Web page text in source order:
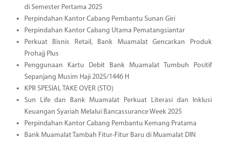
di Semester Pertama 2025
Perpindahan Kantor Cabang Pembantu Sunan Giri
Perpindahan Kantor Cabang Utama Pematangsiantar
Perkuat Bisnis Retail, Bank Muamalat Gencarkan Produk
Prohajj Plus
Penggunaan Kartu Debit Bank Muamalat Tumbuh Positif
Sepanjang Musim Haji 2025/1446 H
KPR SPESIAL TAKE OVER (STO)
Sun Life dan Bank Muamalat Perkuat Literasi dan Inklusi
Keuangan Syariah Melalui Bancassurance Week 2025
Perpindahan Kantor Cabang Pembantu Kemang Pratama
Bank Muamalat Tambah Fitur-Fitur Baru di Muamalat DIN